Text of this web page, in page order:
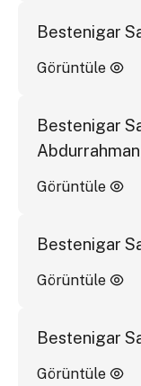
Bestenigar
Görüntüle
Bestenigar
Görüntüle
Bestenigar
Görüntüle
Bestenigar
Görüntüle